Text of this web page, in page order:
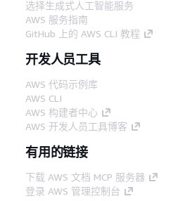
选择生成式人工智能服务
AWS 服务指南
GitHub 上的 AWS CLI 教程
开发人员工具
AWS 代码示例库
AWS CLI
AWS 构建者中心
AWS 开发人员工具博客
有用的链接
下载 AWS 文档 MCP 服务器
登录 AWS 管理控制台